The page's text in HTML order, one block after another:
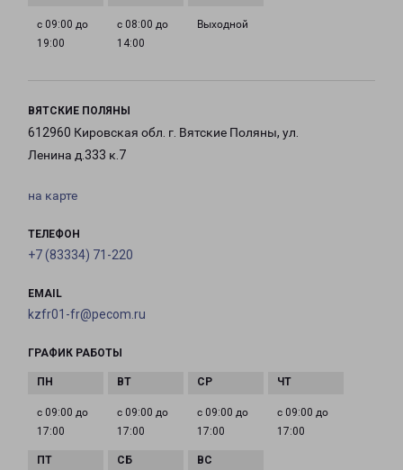
с 09:00 до
19:00
с 08:00 до
14:00
Выходной
ВЯТСКИЕ ПОЛЯНЫ
612960 Кировская обл. г. Вятские Поляны, ул.
Ленина д.333 к.7
на карте
ТЕЛЕФОН
+7 (83334) 71-220
EMAIL
kzfr01-fr@pecom.ru
ГРАФИК РАБОТЫ
с 09:00 до
17:00
с 09:00 до
17:00
с 09:00 до
17:00
с 09:00 до
17:00